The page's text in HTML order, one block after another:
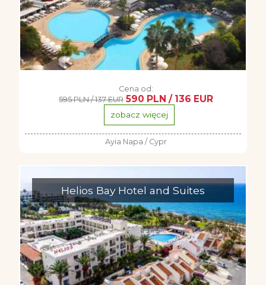
Cena od:
595 PLN / 137 EUR 590 PLN / 136 EUR
zobacz więcej
Ayia Napa / Cypr
Helios Bay Hotel and Suites